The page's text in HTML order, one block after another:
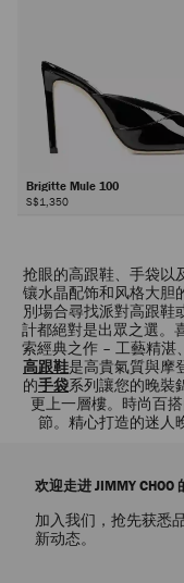
Brigitte Mule 100
S$1,350
步
抢眼的高跟鞋、手袋以
镶水晶配饰和风格大胆
別場合尋找派對高跟鞋
計都絕對是出眾之選。
索經典之作 – 工藝精湛
高跟鞋是高貴氣質與摩
的手袋系列讓您的晚裝
更上一層樓。時尚百
節。精心打造的迷人
欢迎走进 JIMMY CHOO
加入我们，抢先获悉
新动态。